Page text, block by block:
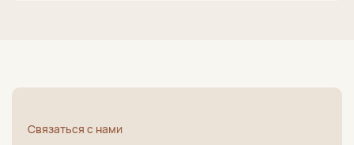
Связаться с нами